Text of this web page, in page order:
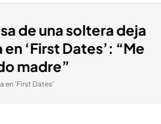
de una soltera deja
‘First Dates’: “Me
madre”
en 'First Dates'